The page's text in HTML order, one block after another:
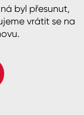
– Pá: 8:00–15:00
Worldwide
byl přesunut,
vrátit se na